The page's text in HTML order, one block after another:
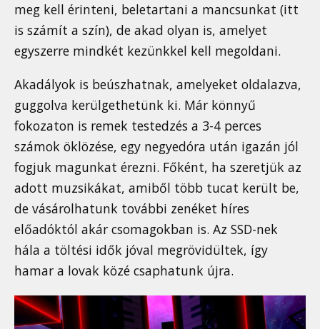
meg kell érinteni, beletartani a mancsunkat (itt
is számít a szín), de akad olyan is, amelyet
egyszerre mindkét kezünkkel kell megoldani.
Akadályok is beúszhatnak, amelyeket oldalazva,
guggolva kerülgethetünk ki. Már könnyű
fokozaton is remek testedzés a 3-4 perces
számok öklözése, egy negyedóra után igazán jól
fogjuk magunkat érezni. Főként, ha szeretjük az
adott muzsikákat, amiből több tucat került be,
de vásárolhatunk további zenéket híres
előadóktól akár csomagokban is. Az SSD-nek
hála a töltési idők jóval megrövidültek, így
hamar a lovak közé csaphatunk újra.